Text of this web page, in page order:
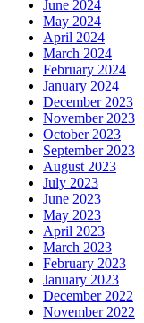
June 2024
May 2024
April 2024
March 2024
February 2024
January 2024
December 2023
November 2023
October 2023
September 2023
August 2023
July 2023
June 2023
May 2023
April 2023
March 2023
February 2023
January 2023
December 2022
November 2022